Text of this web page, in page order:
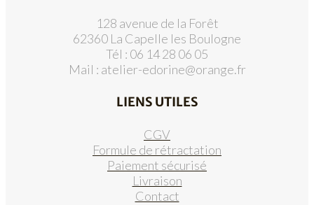
128 avenue de la Forêt
62360 La Capelle les Boulogne
Tél : 06 14 28 06 05
Mail : atelier-edorine@orange.fr
LIENS UTILES
CGV
Formule de rétractation
Paiement sécurisé
Livraison
Contact